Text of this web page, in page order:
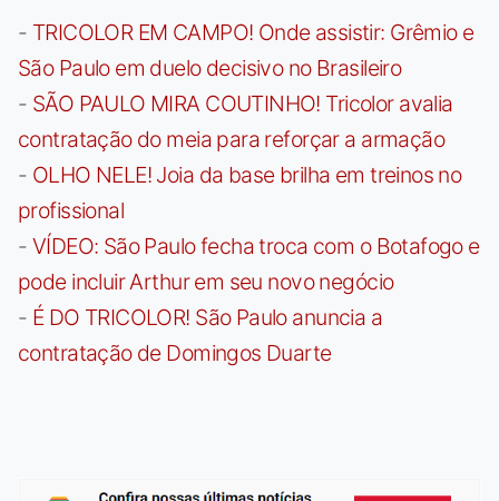
- TRICOLOR EM CAMPO! Onde assistir: Grêmio e
São Paulo em duelo decisivo no Brasileiro
- SÃO PAULO MIRA COUTINHO! Tricolor avalia
contratação do meia para reforçar a armação
- OLHO NELE! Joia da base brilha em treinos no
profissional
- VÍDEO: São Paulo fecha troca com o Botafogo e
pode incluir Arthur em seu novo negócio
- É DO TRICOLOR! São Paulo anuncia a
contratação de Domingos Duarte